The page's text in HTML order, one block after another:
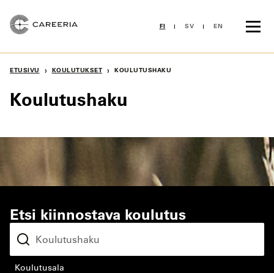
sisältöön
FI SV EN
ETUSIVU › KOULUTUKSET › KOULUTUSHAKU
Koulutushaku
Etsi kiinnostava koulutus
koulutusala